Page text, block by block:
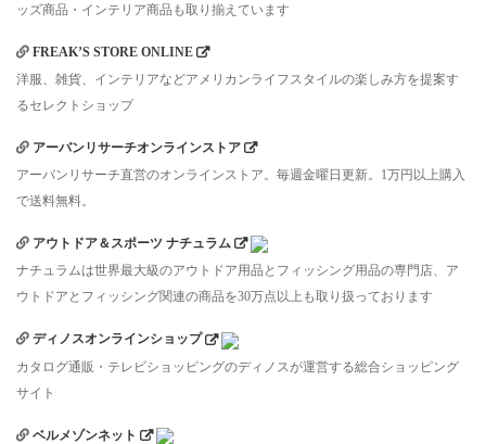
ッズ商品・インテリア商品も取り揃えています
FREAK’S STORE ONLINE
洋服、雑貨、インテリアなどアメリカンライフスタイルの楽しみ方を提案す
るセレクトショップ
アーバンリサーチオンラインストア
アーバンリサーチ直営のオンラインストア。毎週金曜日更新。1万円以上購入
で送料無料。
アウトドア＆スポーツ ナチュラム
ナチュラムは世界最大級のアウトドア用品とフィッシング用品の専門店、ア
ウトドアとフィッシング関連の商品を30万点以上も取り扱っております
ディノスオンラインショップ
カタログ通販・テレビショッピングのディノスが運営する総合ショッピング
サイト
ベルメゾンネット